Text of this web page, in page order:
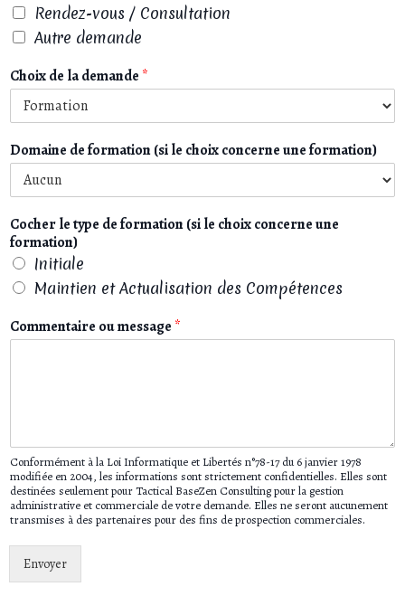
Rendez-vous / Consultation
Autre demande
Choix de la demande *
Domaine de formation (si le choix concerne une formation)
Cocher le type de formation (si le choix concerne une
formation)
Initiale
Maintien et Actualisation des Compétences
Commentaire ou message *
Conformément à la Loi Informatique et Libertés n°78-17 du 6 janvier 1978
modifiée en 2004, les informations sont strictement confidentielles. Elles sont
destinées seulement pour Tactical BaseZen Consulting pour la gestion
administrative et commerciale de votre demande. Elles ne seront aucunement
transmises à des partenaires pour des fins de prospection commerciales.
Envoyer